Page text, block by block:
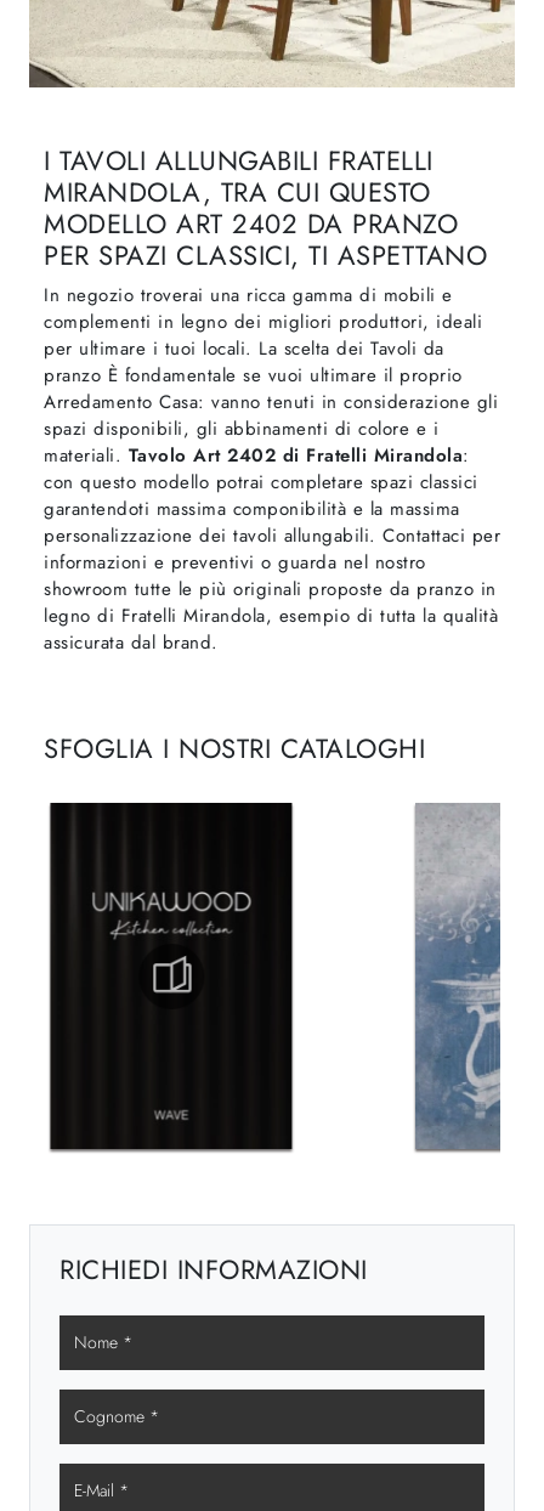
I TAVOLI ALLUNGABILI FRATELLI
MIRANDOLA, TRA CUI QUESTO
MODELLO ART 2402 DA PRANZO
PER SPAZI CLASSICI, TI ASPETTANO
In negozio troverai una ricca gamma di mobili e
complementi in legno dei migliori produttori, ideali
per ultimare i tuoi locali. La scelta dei Tavoli da
pranzo È fondamentale se vuoi ultimare il proprio
Arredamento Casa: vanno tenuti in considerazione gli
spazi disponibili, gli abbinamenti di colore e i
materiali. Tavolo Art 2402 di Fratelli Mirandola:
con questo modello potrai completare spazi classici
garantendoti massima componibilità e la massima
personalizzazione dei tavoli allungabili. Contattaci per
informazioni e preventivi o guarda nel nostro
showroom tutte le più originali proposte da pranzo in
legno di Fratelli Mirandola, esempio di tutta la qualità
assicurata dal brand.
SFOGLIA I NOSTRI CATALOGHI
RICHIEDI INFORMAZIONI